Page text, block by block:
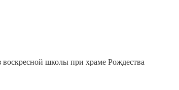
школы при храме Рождества